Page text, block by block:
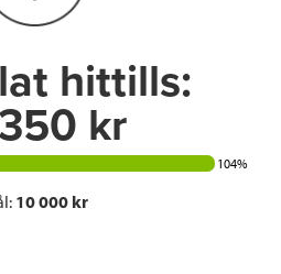
n
hittills:
kr
104%
10 000 kr